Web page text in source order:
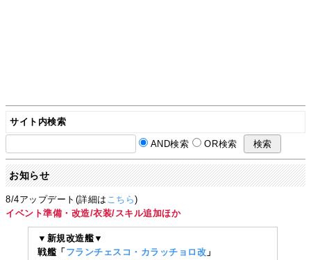
サイト内検索
AND検索 OR検索
お知らせ
8/4アップデート(詳細は こちら)
イベント準備・改造/衣装/スキル追加ほか
▼新規改造艦▼
戦艦「 フランチェスコ・カラッチョロ改 」